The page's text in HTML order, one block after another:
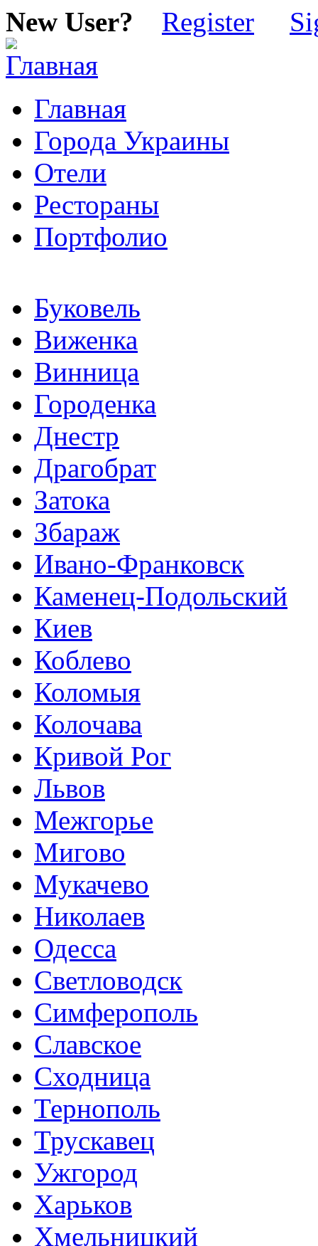
New User? Register
Главная
Города Украины
Отели
Рестораны
Портфолио
Буковель
Виженка
Винница
Городенка
Днестр
Драгобрат
Затока
Збараж
Ивано-Франковск
Каменец-Подольский
Киев
Коблево
Коломыя
Колочава
Кривой Рог
Львов
Межгорье
Мигово
Мукачево
Николаев
Одесса
Светловодск
Симферополь
Славское
Сходница
Тернополь
Трускавец
Ужгород
Харьков
Хмельницкий